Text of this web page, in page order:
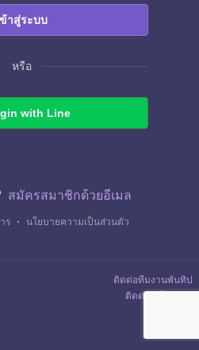
ข้าสู่ระบบ
หรือ
with Line
สมัครสมาชิกด้วยอีเมล
ร ・ นโยบายความเป็นส่วนตัว
ติดต่อทีมงานพันทิป
ติดต่อลงโฆษณา